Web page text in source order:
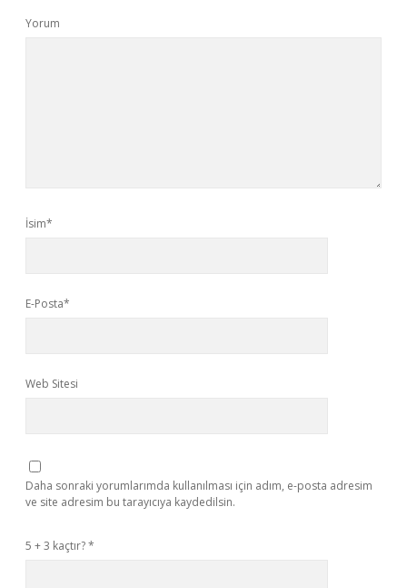
Yorum
İsim*
E-Posta*
Web Sitesi
Daha sonraki yorumlarımda kullanılması için adım, e-posta adresim
ve site adresim bu tarayıcıya kaydedilsin.
5 + 3 kaçtır?*